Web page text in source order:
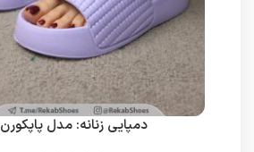
دمپایی زنانه: مدل پاپکورن